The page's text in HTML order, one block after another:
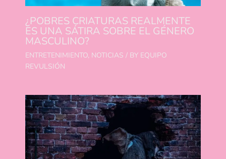
¿POBRES CRIATURAS REALMENTE
ES UNA SÁTIRA SOBRE EL GÉNERO
MASCULINO?
ENTRETENIMIENTO, NOTICIAS / BY EQUIPO
REVULSIÓN